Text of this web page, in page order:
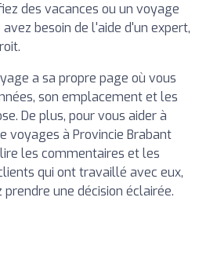
des vacances ou un voyage
besoin de l'aide d'un expert,
a sa propre page où vous
son emplacement et les
De plus, pour vous aider à
voyages à Provincie Brabant
les commentaires et les
qui ont travaillé avec eux,
une décision éclairée.